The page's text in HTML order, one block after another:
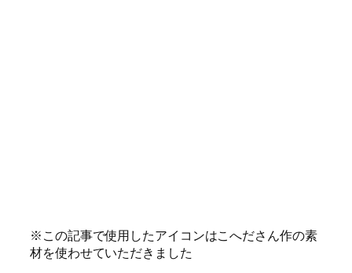
※この記事で使用したアイコンはこへださん作の素
材を使わせていただきました